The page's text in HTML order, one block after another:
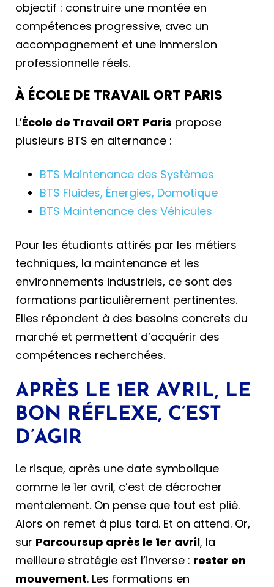
objectif : construire une montée en
compétences progressive, avec un
accompagnement et une immersion
professionnelle réels.
À ÉCOLE DE TRAVAIL ORT PARIS
L’École de Travail ORT Paris propose
plusieurs BTS en alternance :
BTS Maintenance des Systèmes
BTS Fluides, Énergies, Domotique
BTS Maintenance des Véhicules
Pour les étudiants attirés par les métiers
techniques, la maintenance et les
environnements industriels, ce sont des
formations particulièrement pertinentes.
Elles répondent à des besoins concrets du
marché et permettent d’acquérir des
compétences recherchées.
APRÈS LE 1ER AVRIL, LE
BON RÉFLEXE, C’EST
D’AGIR
Le risque, après une date symbolique
comme le 1er avril, c’est de décrocher
mentalement. On pense que tout est plié.
Alors on remet à plus tard. Et on attend. Or,
sur Parcoursup après le 1er avril, la
meilleure stratégie est l’inverse : rester en
mouvement. Les formations en